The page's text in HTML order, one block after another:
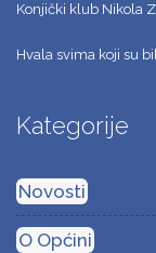
Konjički klub Nikola
Hvala svima koji su
Kategorije
Novosti
O Općini